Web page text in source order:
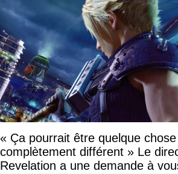
« Ça pourrait être quelque
complètement différent » Le
Revelation a une demande à